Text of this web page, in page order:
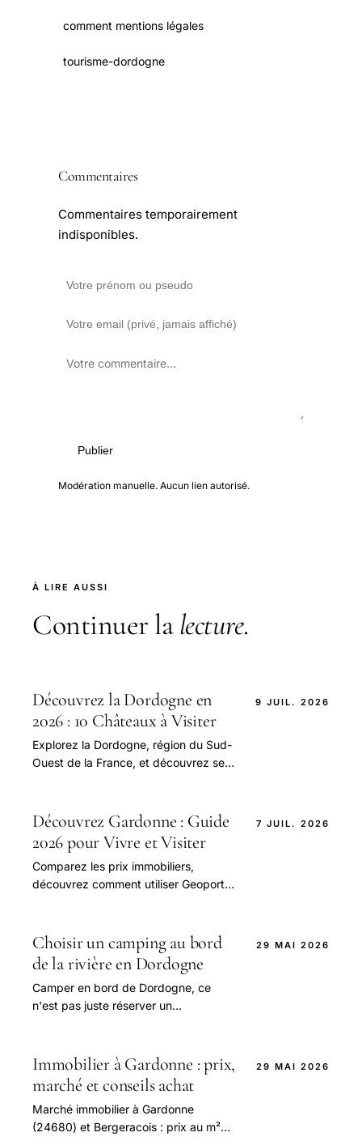
comment mentions légales
tourisme-dordogne
Commentaires
Commentaires temporairement
indisponibles.
Publier
Modération manuelle. Aucun lien autorisé.
À LIRE AUSSI
Continuer la lecture.
Découvrez la Dordogne en
2026 : 10 Châteaux à Visiter
Explorez la Dordogne, région du Sud-
Ouest de la France, et découvrez ses
faire dans la région, avec des conseils
pratiques et des informations sur les
métés locales
9 JUIL. 2026
Découvrez Gardonne : Guide
2026 pour Vivre et Visiter
Comparez les prix immobiliers,
découvrez comment utiliser Geoportail
Gardonne avec nos conseils pratiques
et chiffres clés
7 JUIL. 2026
Choisir un camping au bord
de la rivière en Dordogne
Camper en bord de Dordogne, ce
n'est pas juste réserver un
de la journée.
29 MAI 2026
Immobilier à Gardonne : prix,
marché et conseils achat
Marché immobilier à Gardonne
(24680) et Bergeracois : prix au m²
29 MAI 2026